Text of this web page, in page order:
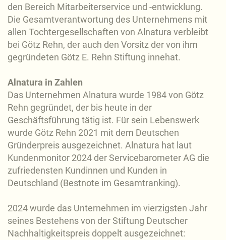
den Bereich Mitarbeiterservice und -entwicklung.
Die Gesamtverantwortung des Unternehmens mit
allen Tochtergesellschaften von Alnatura verbleibt
bei Götz Rehn, der auch den Vorsitz der von ihm
gegründeten Götz E. Rehn Stiftung innehat.
Alnatura in Zahlen
Das Unternehmen Alnatura wurde 1984 von Götz
Rehn gegründet, der bis heute in der
Geschäftsführung tätig ist. Für sein Lebenswerk
wurde Götz Rehn 2021 mit dem Deutschen
Gründerpreis ausgezeichnet. Alnatura hat laut
Kundenmonitor 2024 der Servicebarometer AG die
zufriedensten Kundinnen und Kunden in
Deutschland (Bestnote im Gesamtranking).
2024 wurde das Unternehmen im vierzigsten Jahr
seines Bestehens von der Stiftung Deutscher
Nachhaltigkeitspreis doppelt ausgezeichnet: